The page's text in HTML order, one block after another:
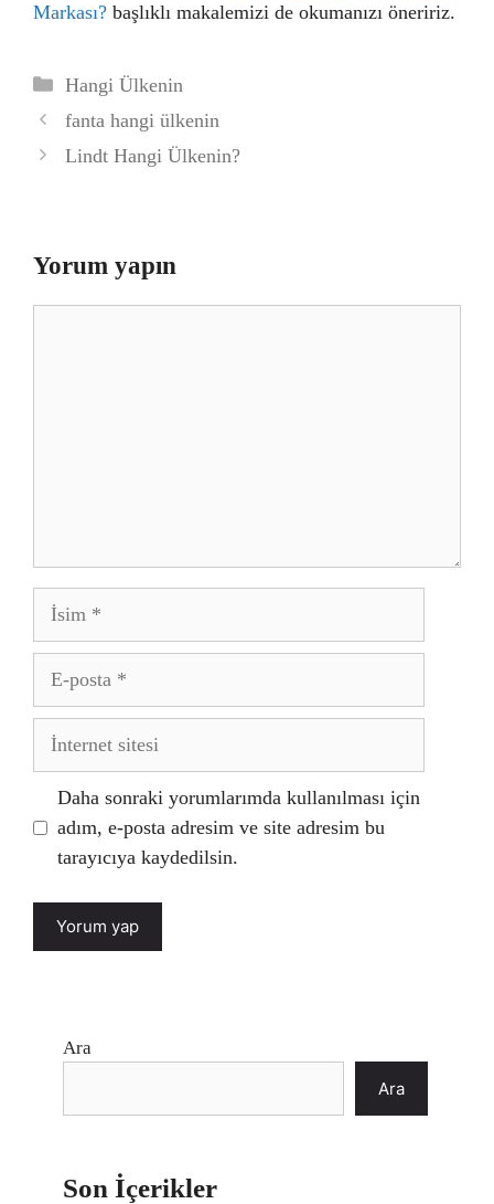
Markası? başlıklı makalemizi de okumanızı öneririz.
Kategoriler
Hangi Ülkenin
fanta hangi ülkenin
Lindt Hangi Ülkenin?
Yorum yapın
İsim
posta
İnternet
Daha sonraki yorumlarımda kullanılması için
adım, e-posta adresim ve site adresim bu
tarayıcıya kaydedilsin.
Ara
Ara
Son İçerikler